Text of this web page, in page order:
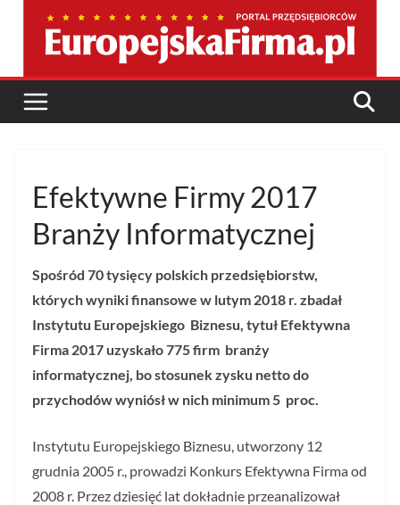
Efektywne Firmy 2017
Branży Informatycznej
Spośród 70 tysięcy polskich przedsiębiorstw,
których wyniki finansowe w lutym 2018 r. zbadał
Instytutu Europejskiego Biznesu, tytuł Efektywna
Firma 2017 uzyskało 775 firm branży
informatycznej, bo stosunek zysku netto do
przychodów wyniósł w nich minimum 5 proc.
Instytutu Europejskiego Biznesu, utworzony 12
grudnia 2005 r., prowadzi Konkurs Efektywna Firma od
2008 r. Przez dziesięć lat dokładnie przeanalizował